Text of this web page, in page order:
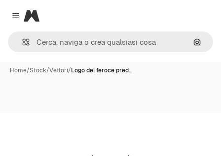
Close menu
Magnific
Cerca
Home/Stock/Vettori/Logo del feroce pred…